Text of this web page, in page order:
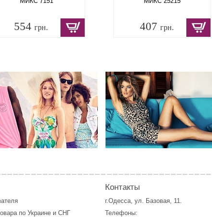
554 грн. 407 грн.
по Украине и СНГ
Контакты
г.Одесса, ул. Базовая, 11.
Телефоны: